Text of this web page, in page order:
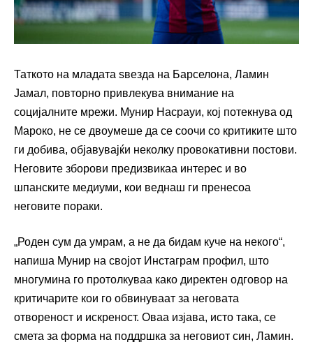
Таткото на младата ѕвезда на Барселона, Ламин
Јамал, повторно привлекува внимание на
социјалните мрежи. Мунир Насрауи, кој потекнува од
Мароко, не се двоумеше да се соочи со критиките што
ги добива, објавувајќи неколку провокативни постови.
Неговите зборови предизвикаа интерес и во
шпанските медиуми, кои веднаш ги пренесоа
неговите пораки.
„Роден сум да умрам, а не да бидам куче на некого“,
напиша Мунир на својот Инстаграм профил, што
многумина го протолкуваа како директен одговор на
критичарите кои го обвинуваат за неговата
отвореност и искреност. Оваа изјава, исто така, се
смета за форма на поддршка за неговиот син, Ламин.